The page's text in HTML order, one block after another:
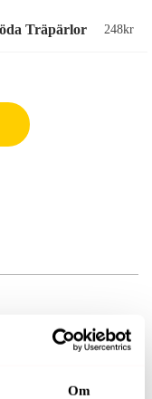
Om
Träpärlor 248kr